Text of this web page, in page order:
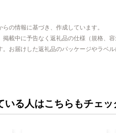
の情報に基づき、作成しています。
掲載中に予告なく返礼品の仕様（規格、
。お届けした返礼品のパッケージやラベ
いる人はこちらもチェッ